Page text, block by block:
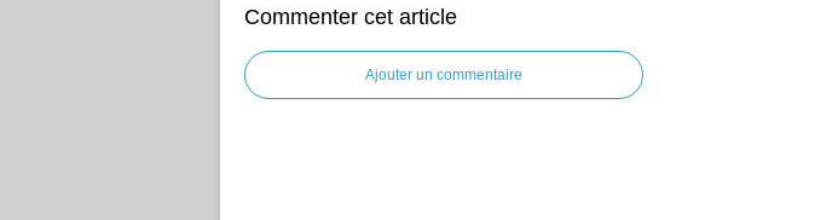
Commenter cet article
Ajouter un commentaire